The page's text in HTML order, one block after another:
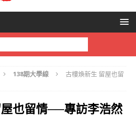
138期大學線
古樓煥新生 留屋也留
也留情──專訪李浩然